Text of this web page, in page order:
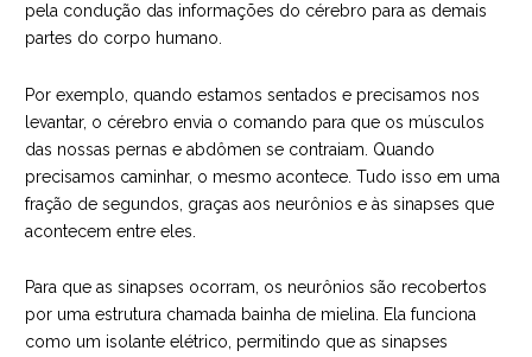
pela condução das informações do cérebro para as demais
partes do corpo humano.
Por exemplo, quando estamos sentados e precisamos nos
levantar, o cérebro envia o comando para que os músculos
das nossas pernas e abdômen se contraiam. Quando
precisamos caminhar, o mesmo acontece. Tudo isso em uma
fração de segundos, graças aos neurônios e às sinapses que
acontecem entre eles.
Para que as sinapses ocorram, os neurônios são recobertos
por uma estrutura chamada bainha de mielina. Ela funciona
como um isolante elétrico, permitindo que as sinapses